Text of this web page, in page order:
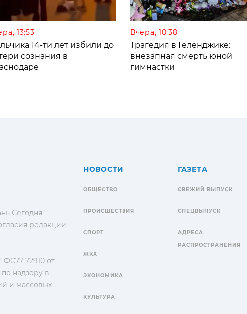
13:53
14-ти лет избили до
сознания в
Вчера, 10:38
Трагедия в Геленджике:
внезапная смерть юной
гимнастки
Сегодня"
редакции
72910 от
надзору в
и массовых
НОВОСТИ
ОБЩЕСТВО
ПРОИСШЕСТВИЯ
СПОРТ
ЖКХ
ЭКОНОМИКА
КУЛЬТУРА
ГАЗЕТА
СВЕЖИЙ ВЫПУСК
СПЕЦВЫПУСК
АДРЕСА
РАСПРОСТРАНЕНИЯ